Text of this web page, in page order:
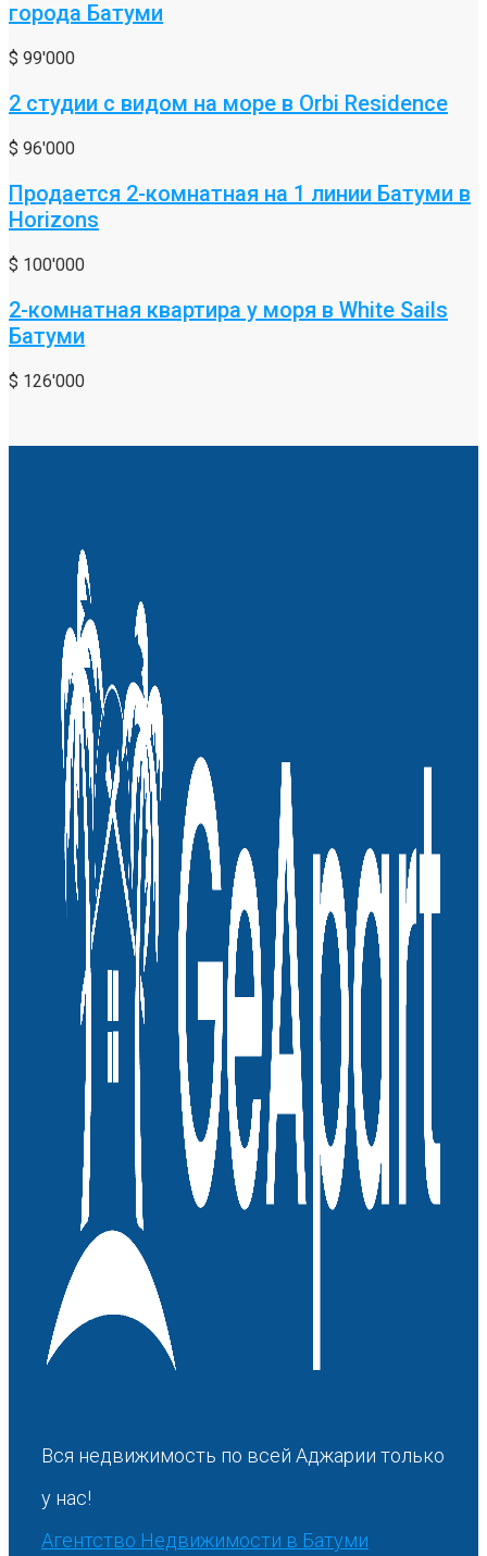
города Батуми
$ 99'000
2 студии с видом на море в Orbi Residence
$ 96'000
Продается 2-комнатная на 1 линии Батуми в
Horizons
$ 100'000
2-комнатная квартира у моря в White Sails
Батуми
$ 126'000
Вся недвижимость по всей Аджарии только
у нас!
Агентство Недвижимости в Батуми